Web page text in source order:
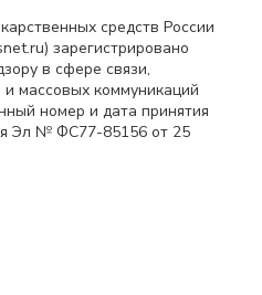
средств России
зарегистрировано
в сфере связи,
массовых коммуникаций
номер и дата принятия
Эл № ФС77-85156 от 25